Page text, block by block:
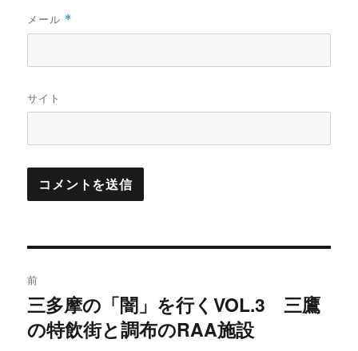
メール *
サイト
稿
ナ
前
過
去
三多摩の「闇」を行くVOL.3 三鷹
の特飲街と調布のRAA施設